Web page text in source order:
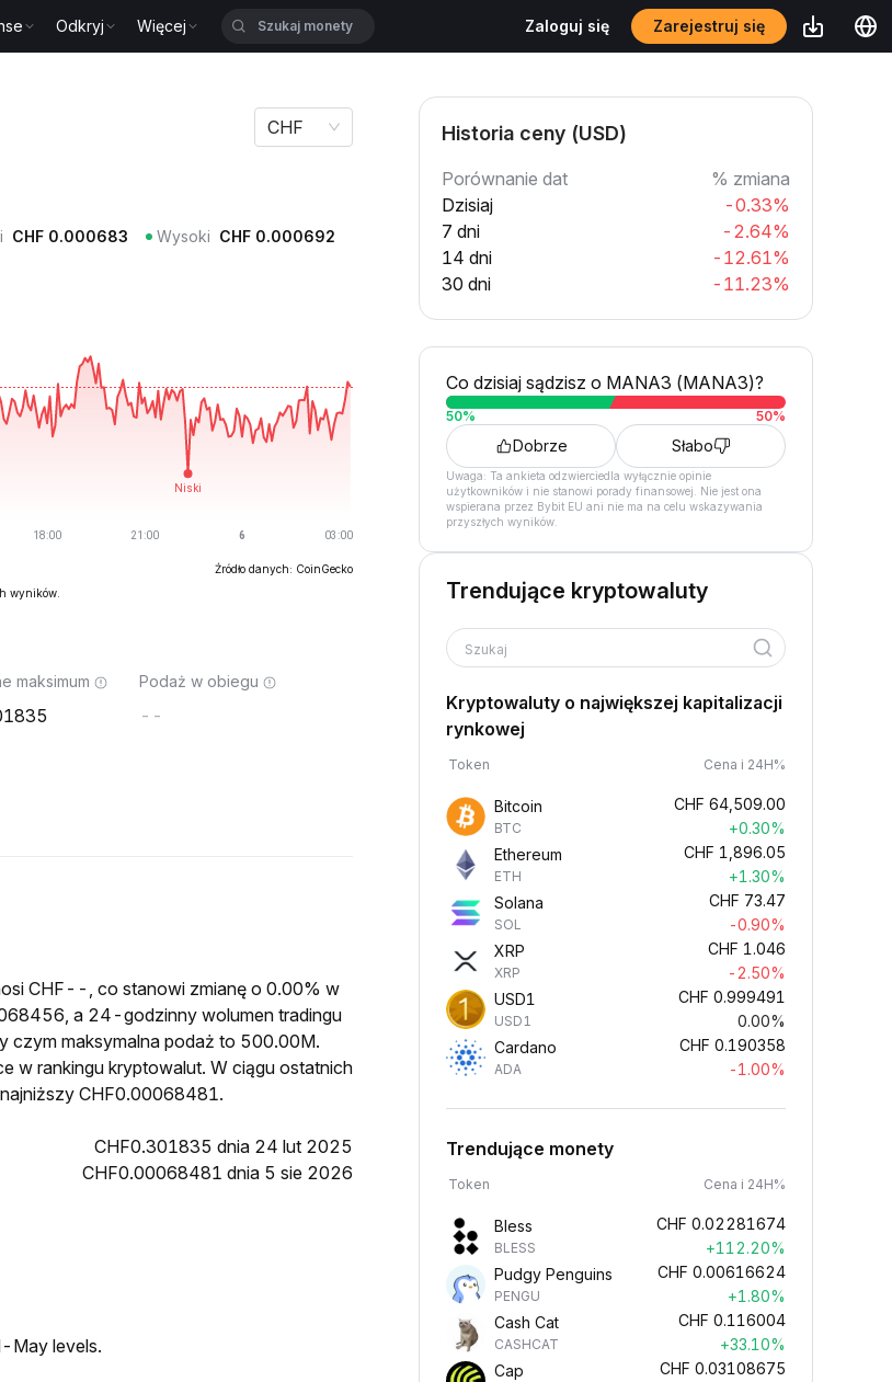
Odkryj Więcej Zaloguj się Zarejestruj się
CHF
CHF 0.000683 Wysoki CHF 0.000692
Źródło danych: CoinGecko
wyników.
maksimum Podaż w obiegu
--
CHF--, co stanowi zmianę o 0.00% w
a 24-godzinny wolumen tradingu
maksymalna podaż to 500.00M.
w rankingu kryptowalut. W ciągu ostatnich
CHF0.00068481.
CHF0.301835 dnia 24 lut 2025
CHF0.00068481 dnia 5 sie 2026
May levels.
Historia ceny (USD)
Porównanie dat
% zmiana
Dzisiaj
-0.33%
7 dni
-2.64%
14 dni
-12.61%
30 dni
-11.23%
Co dzisiaj sądzisz o MANA3 (MANA3)?
50% 50%
Dobrze Słabo
Uwaga: Ta ankieta odzwierciedla wyłącznie opinie
użytkowników i nie stanowi porady finansowej. Nie jest ona
wspierana przez Bybit EU ani nie ma na celu wskazywania
przyszłych wyników.
Trendujące kryptowaluty
Szukaj
Kryptowaluty o największej kapitalizacji
rynkowej
Token Cena i 24H%
Bitcoin
BTC
CHF 64,509.00
+0.30%
Ethereum
ETH
CHF 1,896.05
+1.30%
Solana
SOL
CHF 73.47
-0.90%
XRP
XRP
CHF 1.046
-2.50%
USD1
USD1
CHF 0.999491
0.00%
Cardano
ADA
CHF 0.190358
-1.00%
Trendujące monety
Token Cena i 24H%
Bless
BLESS
CHF 0.02281674
+112.20%
Pudgy Penguins
PENGU
CHF 0.00616624
+1.80%
Cash Cat
CASHCAT
CHF 0.116004
+33.10%
Cap
CHF 0.03108675